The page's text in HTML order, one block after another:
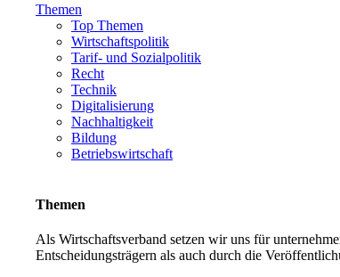
Themen
Top Themen
Wirtschaftspolitik
Tarif- und Sozialpolitik
Recht
Technik
Digitalisierung
Nachhaltigkeit
Bildung
Betriebswirtschaft
Themen
Als Wirtschaftsverband setzen wir uns für
Entscheidungsträgern als auch durch die